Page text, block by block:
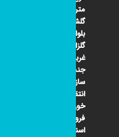
متری
گلشهر
بلوار
گلزار
غربی
جنب
سازمان
انتقال
خون
فروشگاه
اسنوا